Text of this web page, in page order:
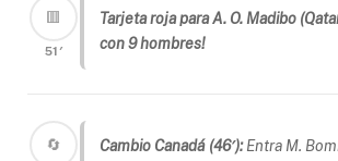
🟥
51′
Tarjeta roja para A. O. Madibo
con 9 hombres!
🔄 Cambio Canadá (46′):Entra M.